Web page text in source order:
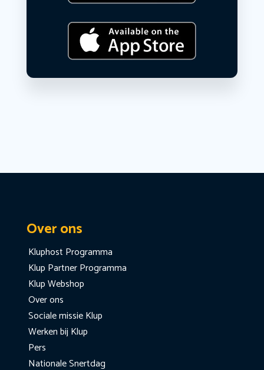
Over ons
Kluphost Programma
Klup Partner Programma
Klup Webshop
Over ons
Sociale missie Klup
Werken bij Klup
Pers
Nationale Snertdag